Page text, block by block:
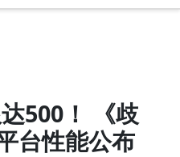
500！ 《歧
台性能公布